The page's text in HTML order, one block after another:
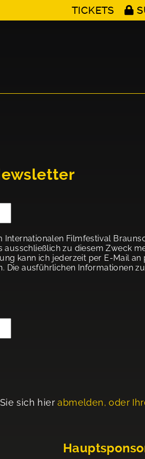
TICKETS
Filmfestival
zu diesem Zweck
kann ich jederzeit per E-Mail
Die ausführlichen Informationen
sich hierabmelden, oder